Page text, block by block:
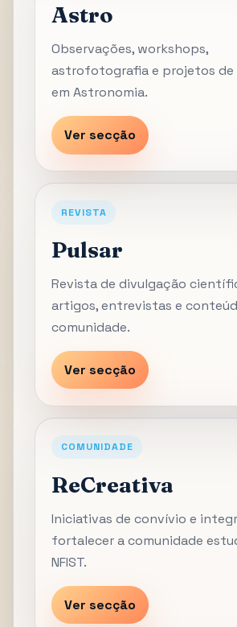
Astro
Observações, workshops,
astrofotografia e projetos de
em Astronomia.
Ver secção
REVISTA
Pulsar
Revista de divulgação
artigos, entrevistas e
comunidade.
Ver secção
COMUNIDADE
ReCreativa
Iniciativas de convívio e
fortalecer a comunidade
NFIST.
Ver secção